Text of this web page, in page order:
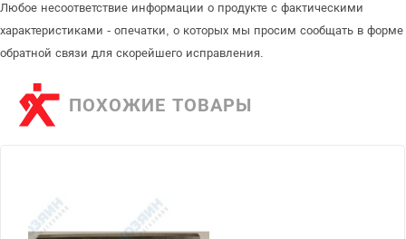
Любое несоответствие информации о продукте с фактическими
характеристиками - опечатки, о которых мы просим сообщать в форме
обратной связи для скорейшего исправления.
ПОХОЖИЕ ТОВАРЫ